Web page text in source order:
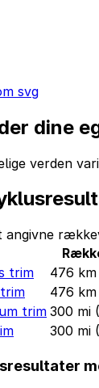
svg
dine
verden
trim
476 km
476 km
trim 300 mi
300 mi